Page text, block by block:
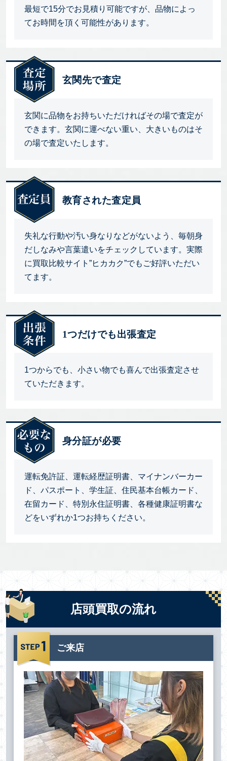
最短で15分でお見積り可能ですが、品物によっ
てお時間を頂く可能性があります。
玄関先で査定
玄関に品物をお持ちいただければその場で査定が
できます。玄関に運べない重い、大きいものはそ
の場で査定いたします。
教育された査定員
失礼な行動や汚い身なりなどがないよう、毎朝身
だしなみや言葉遣いをチェックしています。実際
に買取比較サイト”ヒカカク”でもご好評いただい
てます。
1つだけでも出張査定
1つからでも、小さい物でも喜んで出張査定させ
ていただきます。
身分証が必要
運転免許証、運転経歴証明書、マイナンバーカー
ド、パスポート、学生証、住民基本台帳カード、
在留カード、特別永住証明書、各種健康証明書な
どをいずれか1つお持ちください。
店頭買取の流れ
ご来店